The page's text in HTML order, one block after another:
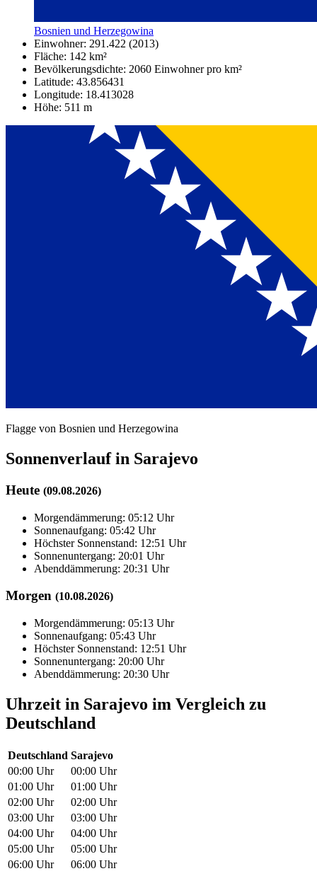
Bosnien und Herzegowina
Einwohner: 291.422 (2013)
Fläche: 142 km²
Bevölkerungsdichte: 2060 Einwohner pro km²
Latitude: 43.856431
Longitude: 18.413028
Höhe: 511 m
Flagge von Bosnien und Herzegowina
Sonnenverlauf in Sarajevo
Heute (09.08.2026)
Morgendämmerung: 05:12 Uhr
Sonnenaufgang: 05:42 Uhr
Höchster Sonnenstand: 12:51 Uhr
Sonnenuntergang: 20:01 Uhr
Abenddämmerung: 20:31 Uhr
Morgen (10.08.2026)
Morgendämmerung: 05:13 Uhr
Sonnenaufgang: 05:43 Uhr
Höchster Sonnenstand: 12:51 Uhr
Sonnenuntergang: 20:00 Uhr
Abenddämmerung: 20:30 Uhr
Uhrzeit in Sarajevo im Vergleich zu
Deutschland
Deutschland Sarajevo
00:00 Uhr
00:00 Uhr
01:00 Uhr
01:00 Uhr
02:00 Uhr
02:00 Uhr
03:00 Uhr
03:00 Uhr
04:00 Uhr
04:00 Uhr
05:00 Uhr
05:00 Uhr
06:00 Uhr
06:00 Uhr